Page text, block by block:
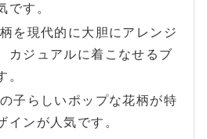
です。
を現代的に大胆にアレンジ
カジュアルに着こなせるブ
。
子らしいポップな花柄が特
インが人気です。